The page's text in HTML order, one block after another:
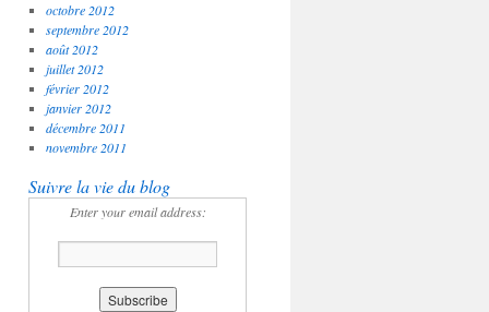
octobre 2012
septembre 2012
août 2012
juillet 2012
février 2012
janvier 2012
décembre 2011
novembre 2011
Suivre la vie du blog
Enter your email address: